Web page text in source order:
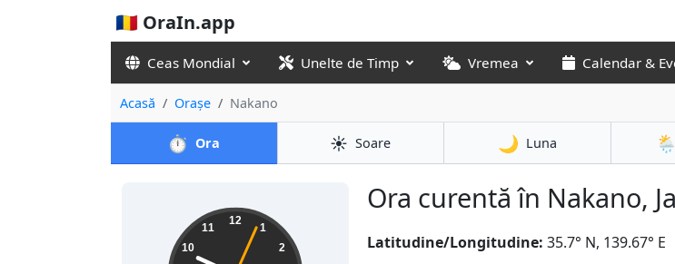
🇷🇴 OraIn.app
Ceas Mondial Unelte de Timp Vremea Calendar &
Acasă Orașe Nakano
⏱️ Ora ☀️ Soare 🌙 Luna 🌦️
Ora curentă în Nakano,
15:49:04 12
1
2
10
11
Latitudine/Longitudine: 35.7° N, 139.67° E